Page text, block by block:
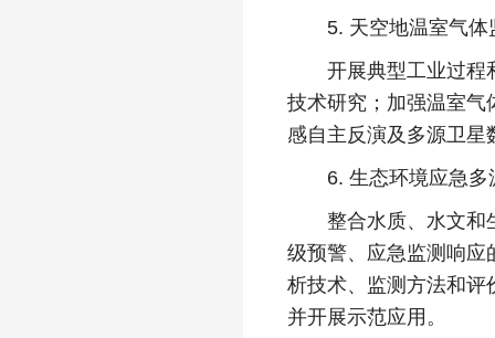
5. 天空地温室气体
开展典型工业过程和
技术研究；加强温室气
感自主反演及多源卫
6. 生态环境应急多
整合水质、水文和生
级预警、应急监测响应
析技术、监测方法和评
并开展示范应用。